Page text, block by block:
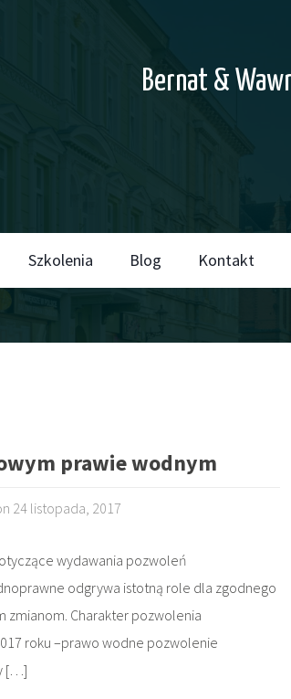
Bernat &
Szkolenia Blog Kontakt
prawie wodnym
24 listopada, 2017
wydawania pozwoleń
odgrywa istotną role dla zgodnego
zmianom. Charakter pozwolenia
roku –prawo wodne pozwolenie
[…]